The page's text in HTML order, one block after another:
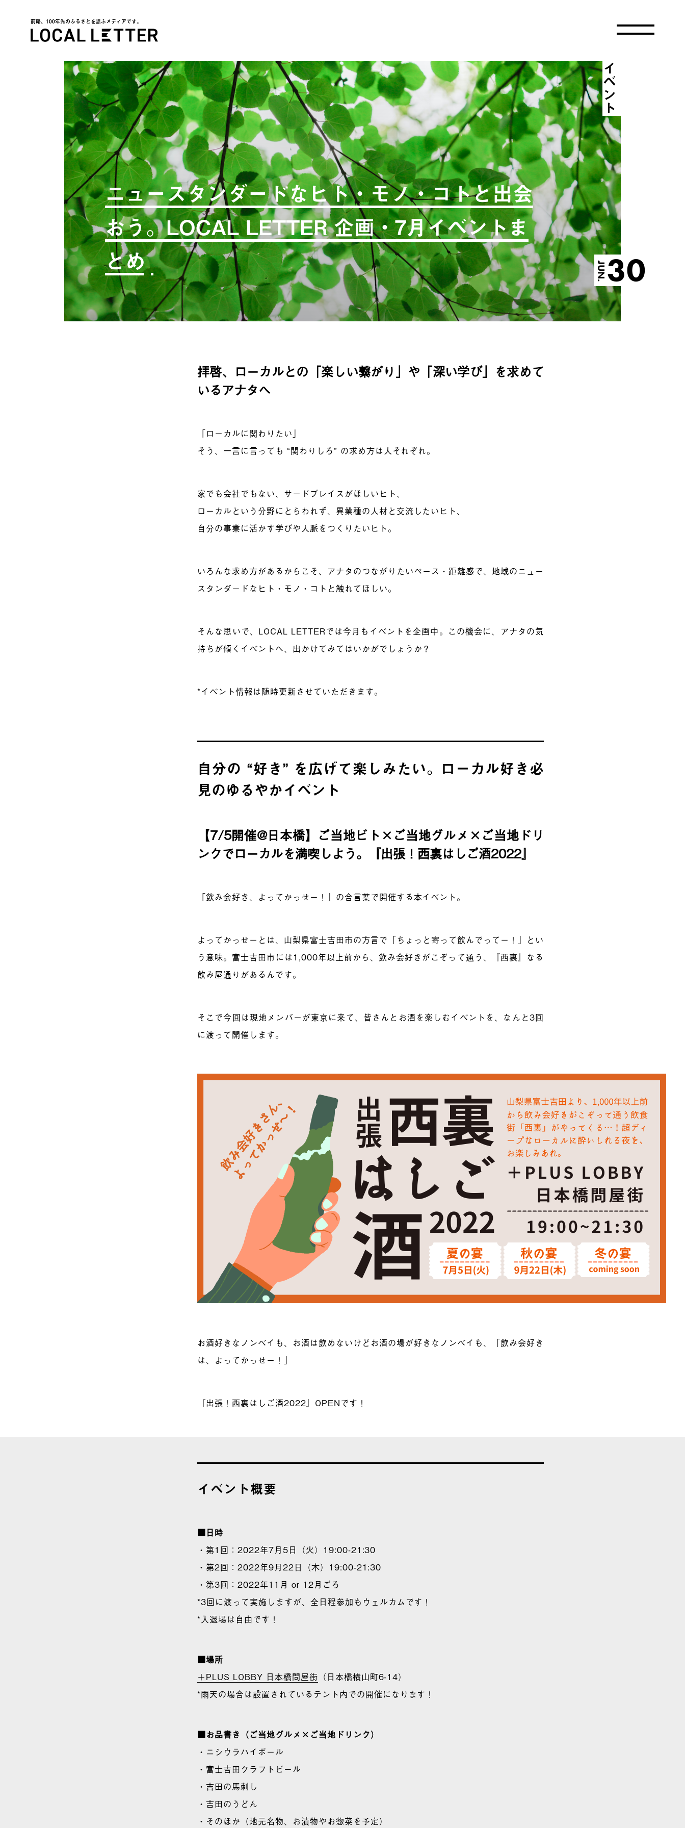
前略、100年先のふるさとを思ふメディアです。
ニュースタンダードなヒト・モノ・コトと出会
おう。LOCAL LETTER 企画・7月イベントま
とめ
JUN.30
イベント
拝啓、ローカルとの「楽しい繋がり」や「深い学び」を求めて
いるアナタへ
「ローカルに関わりたい」
そう、一言に言っても “関わりしろ” の求め方は人それぞれ。
家でも会社でもない、サードプレイスがほしいヒト、
ローカルという分野にとらわれず、異業種の人材と交流したいヒト、
自分の事業に活かす学びや人脈をつくりたいヒト。
いろんな求め方があるからこそ、アナタのつながりたいペース・距離感で、地域のニュー
スタンダードなヒト・モノ・コトと触れてほしい。
そんな思いで、LOCAL LETTERでは今月もイベントを企画中。この機会に、アナタの気
持ちが傾くイベントへ、出かけてみてはいかがでしょうか？
*イベント情報は随時更新させていただきます。
自分の “好き” を広げて楽しみたい。ローカル好き必
見のゆるやかイベント
【7/5開催@日本橋】ご当地ビト×ご当地グルメ×ご当地ドリ
ンクでローカルを満喫しよう。『出張！西裏はしご酒2022』
「飲み会好き、よってかっせー！」の合言葉で開催する本イベント。
よってかっせーとは、山梨県富士吉田市の方言で「ちょっと寄って飲んでってー！」とい
う意味。富士吉田市には1,000年以上前から、飲み会好きがこぞって通う、『西裏』なる
飲み屋通りがあるんです。
そこで今回は現地メンバーが東京に来て、皆さんとお酒を楽しむイベントを、なんと3回
に渡って開催します。
お酒好きなノンベイも、お酒は飲めないけどお酒の場が好きなノンベイも、「飲み会好き
は、よってかっせー！」
『出張！西裏はしご酒2022』OPENです！
イベント概要
■日時
・第1回：2022年7月5日（火）19:00-21:30
・第2回：2022年9月22日（木）19:00-21:30
・第3回：2022年11月 or 12月ごろ
*3回に渡って実施しますが、全日程参加もウェルカムです！
*入退場は自由です！
■場所
＋PLUS LOBBY 日本橋問屋街 （日本橋横山町6-14）
*雨天の場合は設置されているテント内での開催になります！
■お品書き（ご当地グルメ×ご当地ドリンク）
・ニシウラハイボール
・富士吉田クラフトビール
・吉田の馬刺し
・吉田のうどん
・そのほか（地元名物、お漬物やお惣菜を予定）